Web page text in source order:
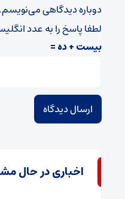
دوباره دیدگاهی می‌نویسم.
لطفا پاسخ را به عدد
بیست + ده =
اخباری در حال